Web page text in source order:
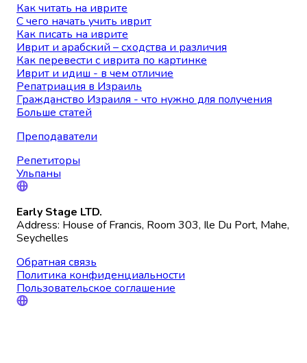
Как читать на иврите
С чего начать учить иврит
Как писать на иврите
Иврит и арабский – сходства и различия
Как перевести с иврита по картинке
Иврит и идиш - в чем отличие
Репатриация в Израиль
Гражданство Израиля - что нужно для получения
Больше статей
Преподаватели
Репетиторы
Ульпаны
Early Stage LTD.
Address: House of Francis, Room 303, Ile Du Port, Mahe,
Seychelles
Обратная связь
Политика конфиденциальности
Пользовательское соглашение